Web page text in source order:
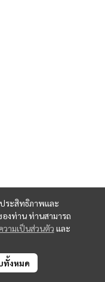
ระสิทธิภาพและ
งท่าน ท่านสามารถ
วามเป็นส่วนตัว และ
ทั้งหมด